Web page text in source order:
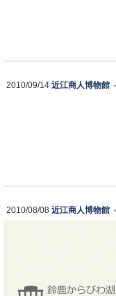
2010/09/14 近江商人博物館
2010/08/08 近江商人博物館